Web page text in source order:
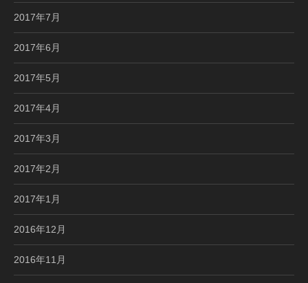
2017年7月
2017年6月
2017年5月
2017年4月
2017年3月
2017年2月
2017年1月
2016年12月
2016年11月